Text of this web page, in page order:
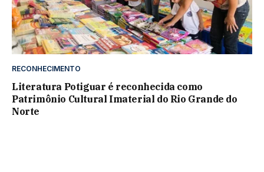
RECONHECIMENTO
Literatura Potiguar é reconhecida como
Patrimônio Cultural Imaterial do Rio Grande do
Norte